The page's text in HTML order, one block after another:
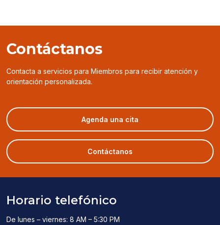
Contáctanos
Contacta a servicios para Miembros para recibir atención y
orientación personalizada.
Agenda una cita
in
a
Contáctanos
Horario telefónico
De lunes – viernes: 8 AM – 5:30 PM